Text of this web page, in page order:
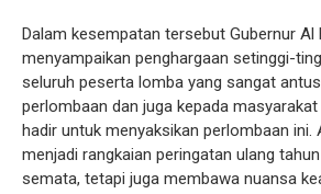
Dalam kesempatan tersebut Gubernur Al
menyampaikan penghargaan setinggi-
seluruh peserta lomba yang sangat
perlombaan dan juga kepada
hadir untuk menyaksikan perlombaan ini.
menjadi rangkaian peringatan ulang
semata, tetapi juga membawa nuansa